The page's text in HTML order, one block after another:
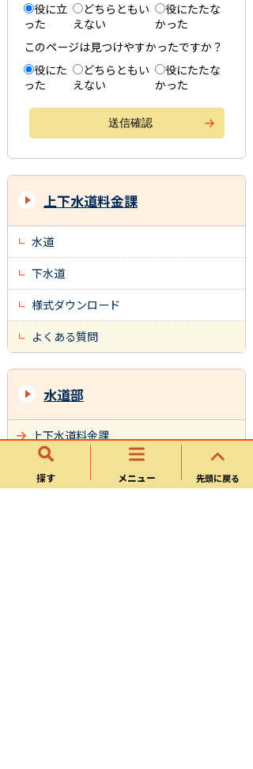
探す メニュー
役に立
った
どちらともい
えない
役にたたな
かった
このページは見つけやすかったですか？
役にた
った
どちらともい
えない
役にたたな
かった
先頭に戻る
上下水道料金課
水道
下水道
様式ダウンロード
よくある質問
水道部
上下水道料金課
水道課